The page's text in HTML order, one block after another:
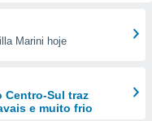
Marini hoje
Centro-Sul traz
e muito frio